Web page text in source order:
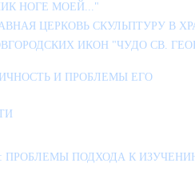
НОГЕ МОЕЙ..."
ЦЕРКОВЬ СКУЛЬПТУРУ В
ИКОН "ЧУДО СВ.
И ПРОБЛЕМЫ ЕГО
ПРОБЛЕМЫ ПОДХОДА К